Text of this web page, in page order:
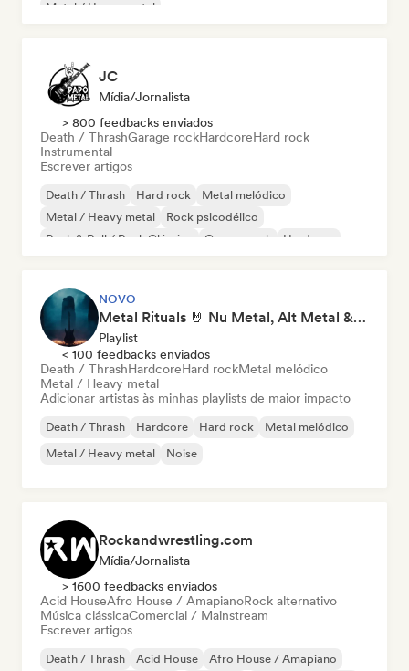
Metal / Heavy metal
JC
Mídia/Jornalista
> 800 feedbacks enviados
Death / ThrashGarage rockHardcoreHard rock
Instrumental
Escrever artigos
Death / Thrash Hard rock
Metal melódico
Metal / Heavy metal
Rock psicodélico
Rock & Roll / Rock Clássico
Garage rock Hardcore
NOVO
Metal Rituals 🤘 Nu Metal, Alt Metal & Progressive Metal
Playlist
< 100 feedbacks enviados
Death / ThrashHardcoreHard rockMetal melódico
Metal / Heavy metal
Adicionar artistas às minhas playlists de maior impacto
Death / Thrash Hardcore Hard rock
Metal melódico
Metal / Heavy metal
Noise
Rockandwrestling.com
Mídia/Jornalista
> 1600 feedbacks enviados
Acid HouseAfro House / AmapianoRock alternativo
Música clássicaComercial / Mainstream
Escrever artigos
Death / Thrash Acid House
Afro House / Amapiano